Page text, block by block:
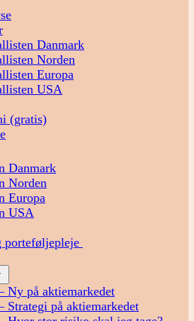
Danmark
Norden
Europa
USA
(gratis)
Danmark
Norden
Europa
USA
menu
Ny på aktiemarkedet
Strategi på aktiemarkedet